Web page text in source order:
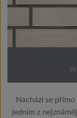
Nachází se
jedním z